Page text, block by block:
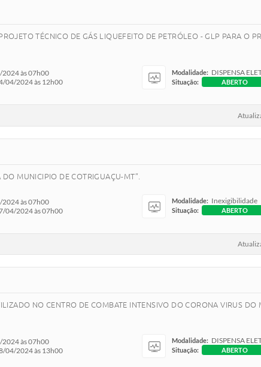
TÉCNICO DE GÁS LIQUEFEITO DE PETRÓLEO - GLP PARA O
às 07h00
04/2024 às 12h00
Modalidade: DISPENSA
Situação: ABERTO
MUNICIPIO DE COTRIGUAÇU-MT”.
às 07h00
04/2024 às 07h00
Modalidade: Inexigibilidade
Situação: ABERTO
NO CENTRO DE COMBATE INTENSIVO DO CORONA VIRUS DO
às 07h00
04/2024 às 13h00
Modalidade: DISPENSA
Situação: ABERTO